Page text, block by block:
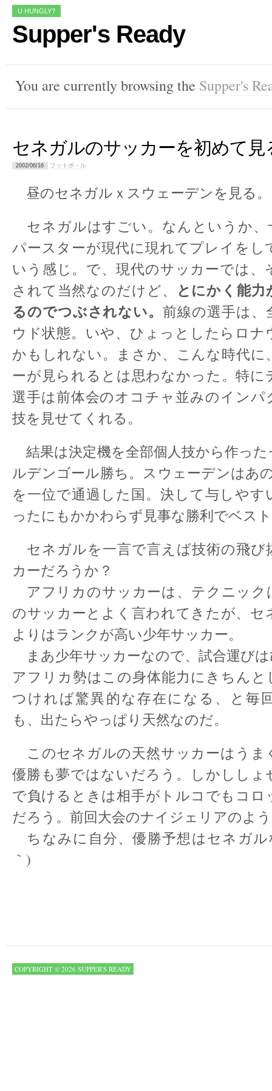
U HUNGLY?
Supper's Ready
You are currently browsing the Supper's
セネガルのサッカーを初めて見
2002/06/16 フットボ－ル
昼のセネガルｘスウェーデンを見る。
セネガルはすごい。なんというか、
パースターが現代に現れてプレイをし
いう感じ。で、現代のサッカーでは、
されて当然なのだけど、
とにかく能
るのでつぶされない。前線の選手は
ウド状態。いや、ひょっとしたらロナ
かもしれない。まさか、こんな時代に
ーが見られるとは思わなかった。特に
選手は前体会のオコチャ並みのインパ
技を見せてくれる。
結果は決定機を全部個人技から作っ
ルデンゴール勝ち。スウェーデンはあ
を一位で通過した国。決して与しやす
ったにもかかわらず見事な勝利でベス
セネガルを一言で言えば技術の飛び
カーだろうか？
アフリカのサッカーは、テクニック
のサッカーとよく言われてきたが、セ
よりはランクが高い少年サッカー。
まあ少年サッカーなので、試合運び
アフリカ勢はこの身体能力にきちんと
つければ驚異的な存在になる、と毎
も、出たらやっぱり天然なのだ。
このセネガルの天然サッカーはうま
優勝も夢ではないだろう。しかししょ
で負けるときは相手がトルコでもコロ
だろう。前回大会のナイジェリアのよ
ちなみに自分、優勝予想はセネガ
｀)
COPYRIGHT © 2026 SUPPER'S READY